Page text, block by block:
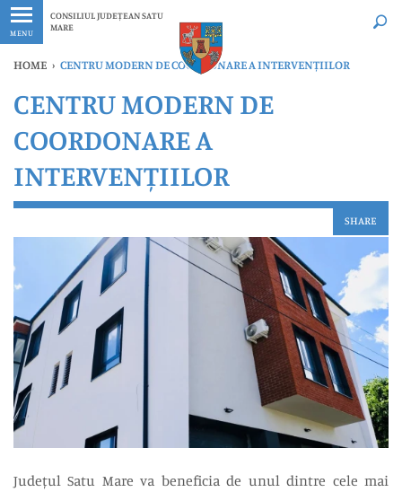
MENU
CONSILIUL JUDEȚEAN SATU
MARE
Ultimele
HOME › CENTRU MODERN DE COORDONARE A INTERVENȚIILOR
CENTRU MODERN DE
COORDONARE A
INTERVENȚIILOR
SHARE
Județul Satu Mare va beneficia de unul dintre cele mai